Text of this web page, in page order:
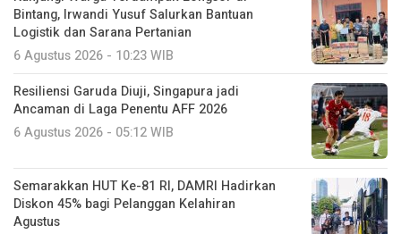
Bintang, Irwandi Yusuf Salurkan Bantuan
Logistik dan Sarana Pertanian
6 Agustus 2026 - 10:23 WIB
Resiliensi Garuda Diuji, Singapura jadi
Ancaman di Laga Penentu AFF 2026
6 Agustus 2026 - 05:12 WIB
Semarakkan HUT Ke-81 RI, DAMRI Hadirkan
Diskon 45% bagi Pelanggan Kelahiran
Agustus